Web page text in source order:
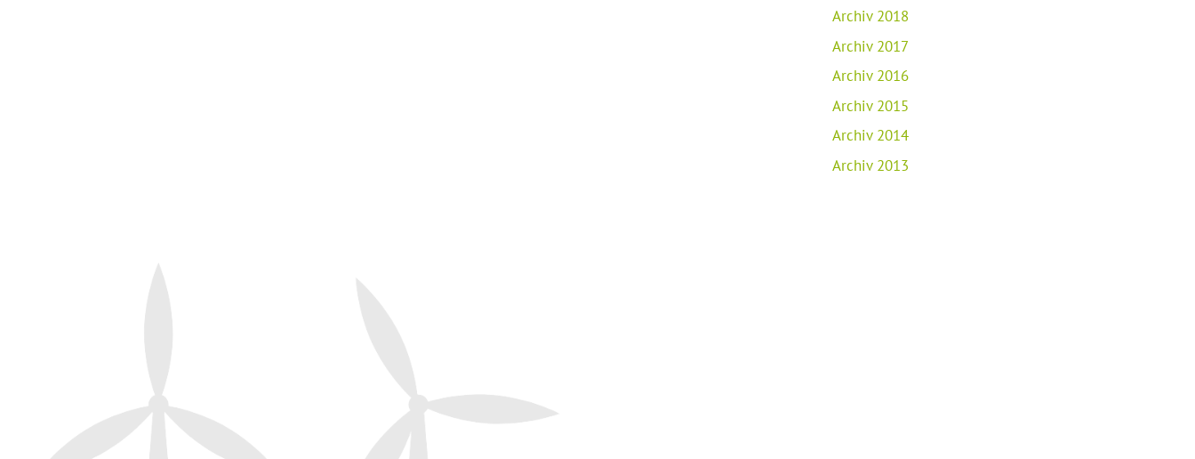
Archiv 2018
Archiv 2017
Archiv 2016
Archiv 2015
Archiv 2014
Archiv 2013